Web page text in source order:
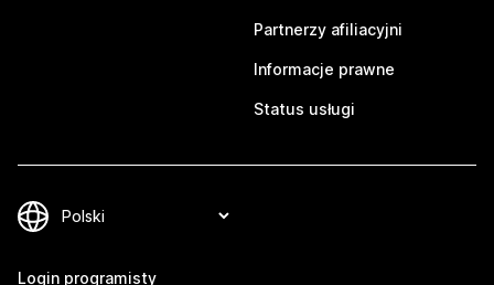
Partnerzy afiliacyjni
Informacje prawne
Status usługi
Login programisty